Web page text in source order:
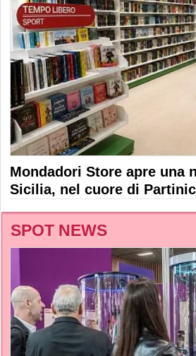
Mondadori Store apre una
Sicilia, nel cuore di
SPOT NEWS